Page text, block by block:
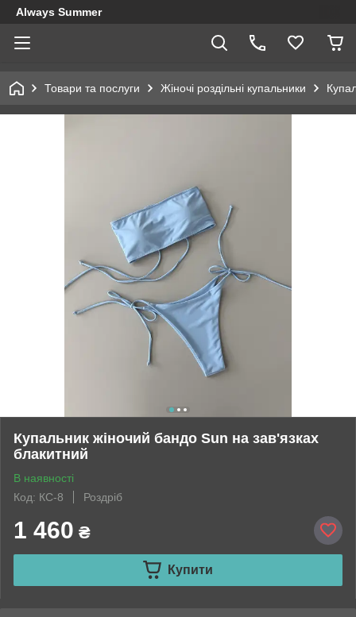
Always Summer
Товари та послуги Жіночі роздільні купальники
Купальник жіночий бандо Sun на зав'язках
блакитний
В наявності
Код: КС-8
Роздріб
1 460 ₴
Купити